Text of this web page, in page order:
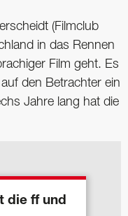
(Filmclub
in das Rennen
Film geht. Es
den Betrachter ein
Jahre lang hat die
die ff und